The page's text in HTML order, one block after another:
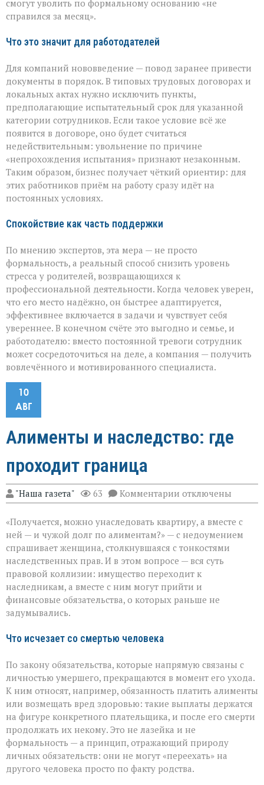
смогут уволить по формальному основанию «не
справился за месяц».
Что это значит для работодателей
Для компаний нововведение — повод заранее привести
документы в порядок. В типовых трудовых договорах и
локальных актах нужно исключить пункты,
предполагающие испытательный срок для указанной
категории сотрудников. Если такое условие всё же
появится в договоре, оно будет считаться
недействительным: увольнение по причине
«непрохождения испытания» признают незаконным.
Таким образом, бизнес получает чёткий ориентир: для
этих работников приём на работу сразу идёт на
постоянных условиях.
Спокойствие как часть поддержки
По мнению экспертов, эта мера — не просто
формальность, а реальный способ снизить уровень
стресса у родителей, возвращающихся к
профессиональной деятельности. Когда человек уверен,
что его место надёжно, он быстрее адаптируется,
эффективнее включается в задачи и чувствует себя
увереннее. В конечном счёте это выгодно и семье, и
работодателю: вместо постоянной тревоги сотрудник
может сосредоточиться на деле, а компания — получить
вовлечённого и мотивированного специалиста.
10
АВГ
Алименты и наследство: где
проходит граница
"Наша газета" 63 Комментарии к
записи
и
наследство:
проходит
граница
отключены
«Получается, можно унаследовать квартиру, а вместе с
ней — и чужой долг по алиментам?» — с недоумением
спрашивает женщина, столкнувшаяся с тонкостями
наследственных прав. И в этом вопросе — вся суть
правовой коллизии: имущество переходит к
наследникам, а вместе с ним могут прийти и
финансовые обязательства, о которых раньше не
задумывались.
Что исчезает со смертью человека
По закону обязательства, которые напрямую связаны с
личностью умершего, прекращаются в момент его ухода.
К ним относят, например, обязанность платить алименты
или возмещать вред здоровью: такие выплаты держатся
на фигуре конкретного плательщика, и после его смерти
продолжать их некому. Это не лазейка и не
формальность — а принцип, отражающий природу
личных обязательств: они не могут «переехать» на
другого человека просто по факту родства.